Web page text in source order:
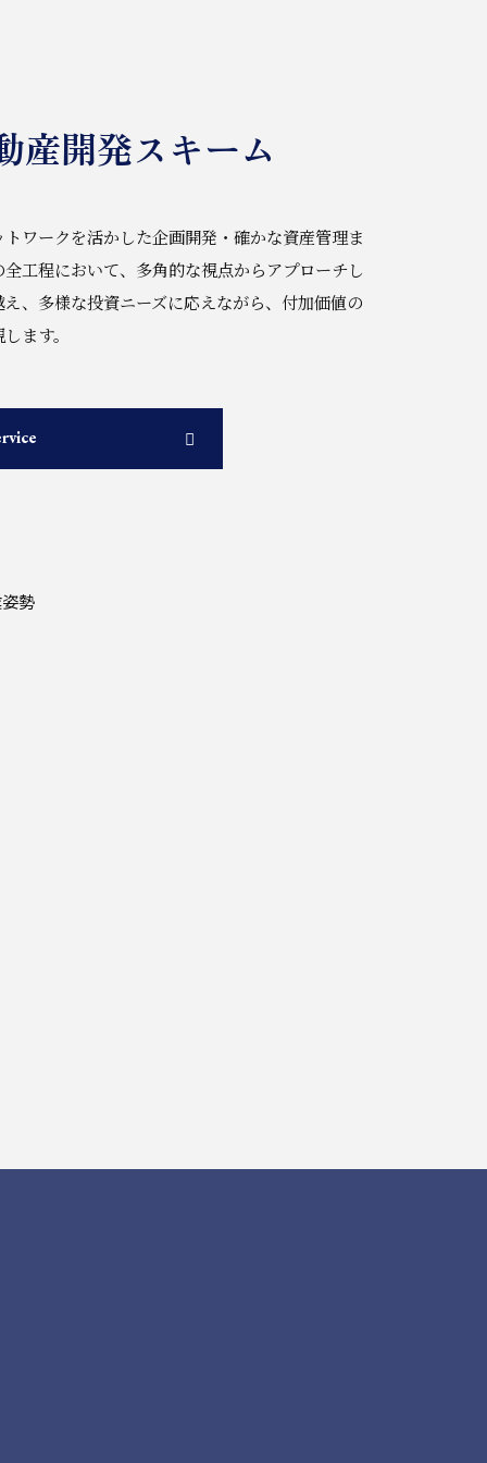
産開発スキーム
ワークを活かした企画開発・確かな資産管理ま
工程において、多角的な視点からアプローチし
、多様な投資ニーズに応えながら、付加価値の
ます。